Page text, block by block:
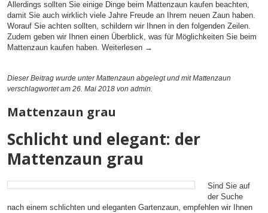
Allerdings sollten Sie einige Dinge beim Mattenzaun kaufen beachten,
damit Sie auch wirklich viele Jahre Freude an Ihrem neuen Zaun haben.
Worauf Sie achten sollten, schildern wir Ihnen in den folgenden Zeilen.
Zudem geben wir Ihnen einen Überblick, was für Möglichkeiten Sie beim
Mattenzaun kaufen haben. Weiterlesen →
Dieser Beitrag wurde unterMattenzaun abgelegt und mitMattenzaun
verschlagwortet am 26. Mai 2018 von admin.
Mattenzaun grau
Schlicht und elegant: der
Mattenzaun grau
Sind Sie auf
der Suche
nach einem schlichten und eleganten Gartenzaun, empfehlen wir Ihnen